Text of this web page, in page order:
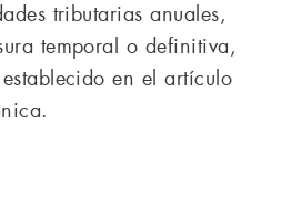
tributarias anuales,
temporal o definitiva,
en el artículo